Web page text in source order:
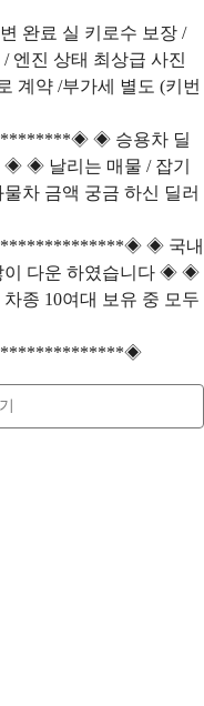
완료 실 키로수 보장 /
엔진 상태 최상급 사진
계약 /부가세 별도 (키번
◈ 승용차 딜
◈ ◈ 날리는 매물 / 잡기
차 금액 궁금 하신 딜러
◈ 국내
이 다운 하였습니다 ◈ ◈
종 10여대 보유 중 모두